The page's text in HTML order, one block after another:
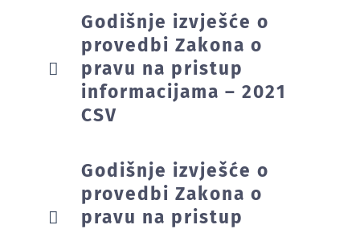
Godišnje izvješće o
provedbi Zakona o
pravu na pristup
informacijama – 2021
CSV
Godišnje izvješće o
provedbi Zakona o
pravu na pristup